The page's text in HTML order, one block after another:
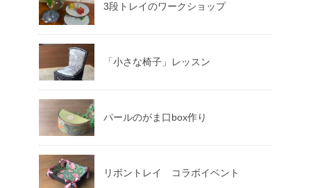
3段トレイのワークショップ
「小さな椅子」レッスン
パールのがま口box作り
リボントレイ コラボイベント